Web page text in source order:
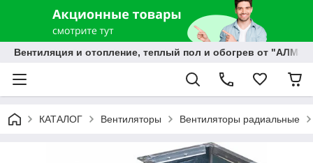
Вентиляция и отопление, теплый пол и обогрев от
КАТАЛОГ Вентиляторы Вентиляторы радиальные